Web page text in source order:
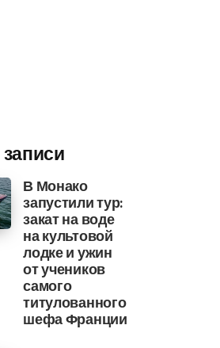
В Монако
запустили тур:
закат на воде
на культовой
лодке и ужин
от учеников
самого
титулованного
шефа Франции